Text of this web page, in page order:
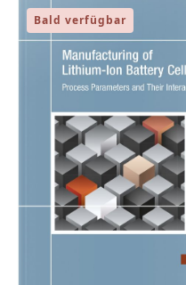
Bald verfügbar